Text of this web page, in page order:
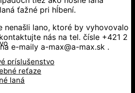
príslušenstvo
reťaze
laná
ťažné pri hĺbení.
nenašli lano, ktoré by vyhovovalo
nás na tel. čísle +421 2
e-maily a-max@a-max.sk .